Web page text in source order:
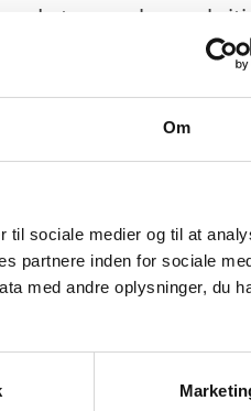
Om
til sociale medier og til at
partnere inden for sociale
med andre oplysninger, du
at genopbygge
og mere
Zelenskyj i
af
målrettet bistand for
som social